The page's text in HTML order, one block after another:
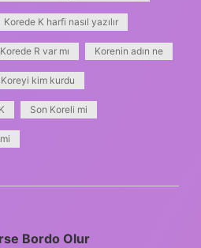
Korede K harfi nasıl yazılır
Korede R var mı Korenin adın ne
Koreyi kim kurdu
Son Koreli mi
Bordo Olur